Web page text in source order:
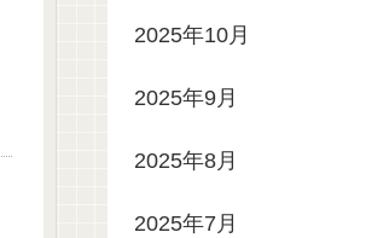
2025年10月
2025年9月
2025年8月
2025年7月